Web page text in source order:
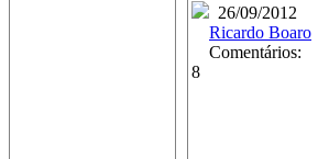
26/09/2012
Ricardo Boaro
Comentários:
8